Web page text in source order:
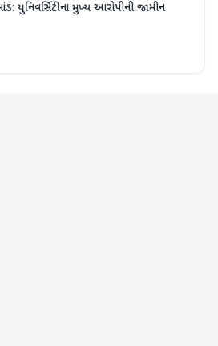
યુનિવર્સિટીના મુખ્ય આરોપીની જામીન